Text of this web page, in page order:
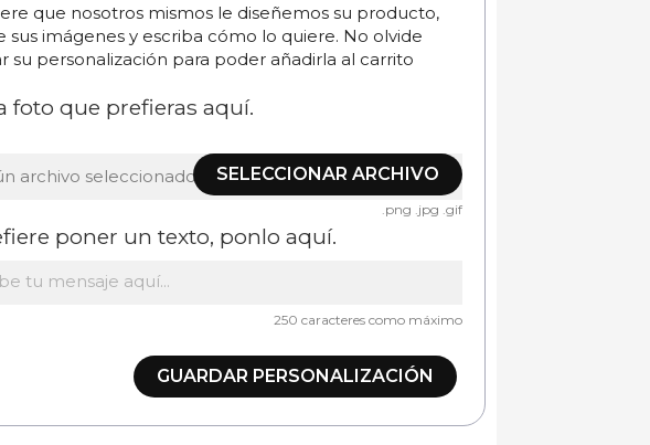
que nosotros mismos le diseñemos su producto,
sus imágenes y escriba cómo lo quiere. No olvide
su personalización para poder añadirla al carrito
foto que prefieras aquí.
archivo seleccionado SELECCIONAR ARCHIVO
.png .jpg .gif
poner un texto, ponlo aquí.
250 caracteres como máximo
GUARDAR PERSONALIZACIÓN